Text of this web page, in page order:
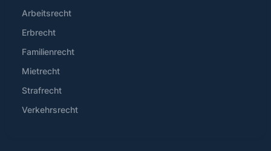
Arbeitsrecht
Erbrecht
Familienrecht
Mietrecht
Strafrecht
Verkehrsrecht